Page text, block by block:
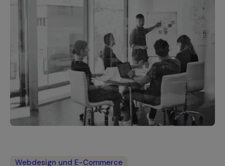
Webdesign und E-Commerce